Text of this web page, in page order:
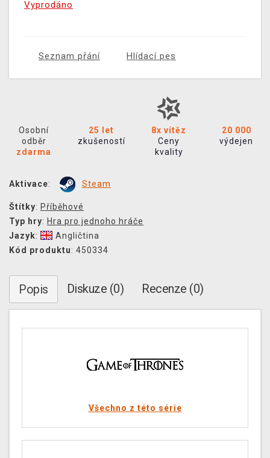
Vyprodáno
Seznam přání Hlídací pes
Osobní
odběr
zdarma
25 let
zkušeností
8x vítěz
Ceny
kvality
20 000
výdejen
Aktivace: Steam
Štítky: Příběhové
Typ hry: Hra pro jednoho hráče
Jazyk:
Angličtina
Kód produktu: 450334
Popis Diskuze (0) Recenze (0)
Všechno z této série